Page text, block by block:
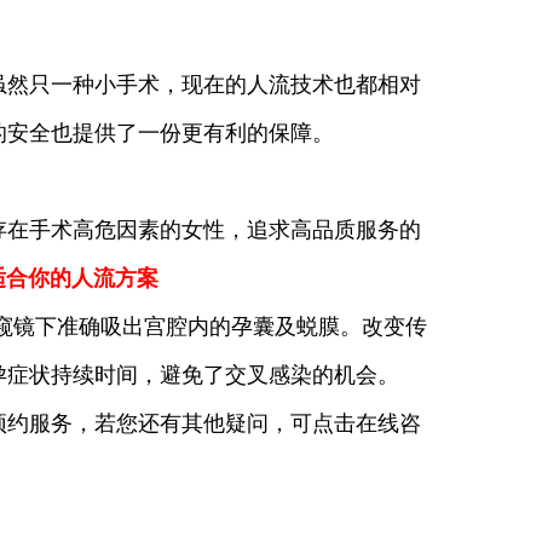
只一种小手术，现在的人流技术也都相对
全也提供了一份更有利的保障。
手术高危因素的女性，追求高品质服务的
你的人流方案
下准确吸出宫腔内的孕囊及蜕膜。改变传
状持续时间，避免了交叉感染的机会。
服务，若您还有其他疑问，可点击在线咨